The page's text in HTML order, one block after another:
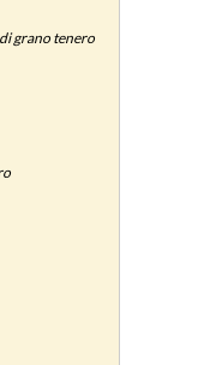
grano tenero